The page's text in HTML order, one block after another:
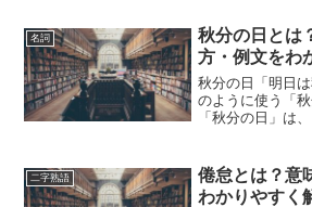
か？この記事で
使い方や類語に
名詞
秋分の日とは
方・例文をわ
秋分の日「明日
のように使う「
「秋分の日」は
な意味の言葉で
「秋分の日」の
二字熟語
倦怠とは？意
わかりやすく